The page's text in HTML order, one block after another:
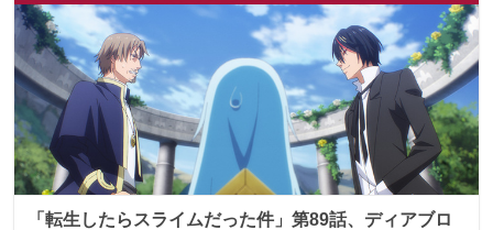
「転生したらスライムだった件」第89話、ディアブロ